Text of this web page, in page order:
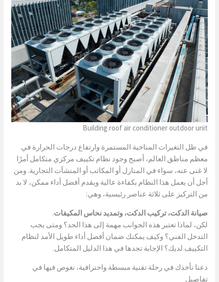
Building roof air conditioner outdoor unit
في ظل التغيرات المناخية المستمرة وارتفاع درجات الحرارة في
معظم مناطق العالم، أصبح وجود نظام تكييف مركزي متكامل أمرًا
لا غنى عنه، سواء في المنازل أو المكاتب أو المنشآت التجارية. ومن
أجل أن يعمل هذا النظام بكفاءة عالية ويقدم أفضل أداء ممكن، لا بد
من التركيز على ثلاثة عناصر رئيسية، وهي:
صيانة الدكت، تركيب الدكت، وتمديد نحاس المكيفات.
لكن، لماذا تعتبر هذه الجوانب مهمة إلى هذا الحد؟ ومتى يجب
التدخل الفني؟ وكيف يمكنك ضمان أفضل أداء طويل الأمد لنظام
التكييف لديك؟ الإجابة تجدها في هذا الدليل المتكامل.
دعنا نأخذك في رحلة تقنية مبسطة واحترافية، نغوص فيها في
تفاصيل